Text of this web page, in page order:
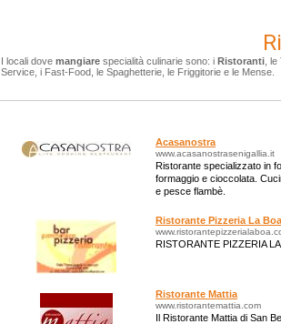
I locali dove mangiare specialità culinarie sono: i Ristoranti ,
Service, i Fast-Food, le Spaghetterie, le Friggitorie e le Mense.
Acasanostra
www.acasanostrasenigallia.it
Ristorante specializzato in
formaggio e cioccolata.
e pesce flambè.
Ristorante Pizzeria La Boa
RISTORANTE PIZZERIA
Ristorante Mattia
www.ristorantemattia.com
Il Ristorante Mattia di San